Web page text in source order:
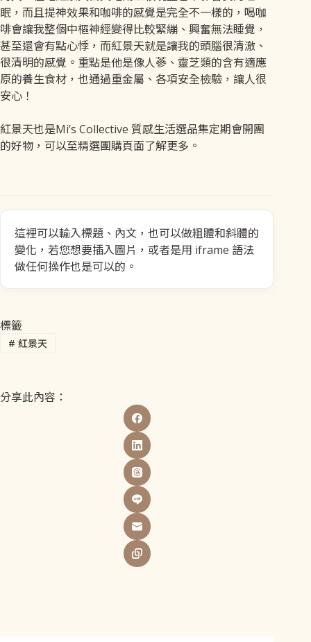
眠，而且提神效果和咖啡的感覺是完全不一樣的，喝咖
啡會讓我整個中樞神經變得比較緊繃、興奮無法睡覺，
甚至還會有點心悸，而紅景天就是讓我的頭腦很清澈、
很清明的感覺。重點是他是像人蔘、靈芝類的含有適應
原的養生食材，也通過重金屬、各項安全檢驗，讓人很
安心！
紅景天也是Mi’s Collective 質感生活選品集定期會開團
的好物，可以至精選團購頁面了解更多。
這裡可以輸入標題、內文，也可以做粗體和斜體的
變化，若您想要插入圖片，或者是用 iframe 語法
做任何操作也是可以的。
標籤
# 紅景天
分享此內容：